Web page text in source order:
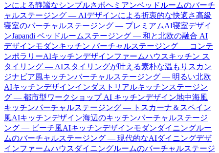
ンによる静謐なシンプルさ ボヘミアンベッドルームのバーチ
ャルステージング — AIデザインによる折衷的な快適さ高級
寝室のバーチャルステージング — プレミアムAI寝室デザイ
ンJapandi ベッドルームステージング — 和と北欧の融合 AI
デザインモダンキッチン バーチャルステージング — コンテ
ンポラリーAIキッチンデザインファームハウスキッチン ス
タイリング — AIスタイリングが叶える素朴な温もり スカン
ジナビア風キッチンバーチャルステージング — 明るい北欧
AIキッチンデザインインダストリアルキッチンステージン
グ — 都市型ワークショップ AI キッチンデザイン地中海風
キッチンバーチャルステージング — トスカーナ＆スペイン
風AIキッチンデザイン海辺のキッチンバーチャルステージ
ング — ビーチ風AIキッチンデザインモダンダイニングルー
ムのバーチャルステージング — 現代的なAIダイニングデザ
インファームハウスダイニングルームのバーチャルステージ